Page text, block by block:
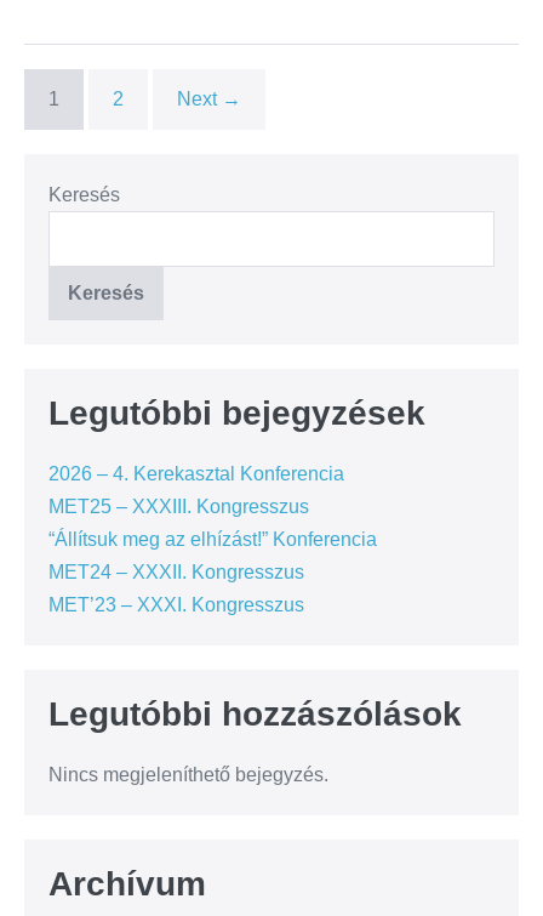
1 2 Next →
Keresés
Keresés
Legutóbbi bejegyzések
2026 – 4. Kerekasztal Konferencia
MET25 – XXXIII. Kongresszus
“Állítsuk meg az elhízást!” Konferencia
MET24 – XXXII. Kongresszus
MET’23 – XXXI. Kongresszus
Legutóbbi hozzászólások
Nincs megjeleníthető bejegyzés.
Archívum